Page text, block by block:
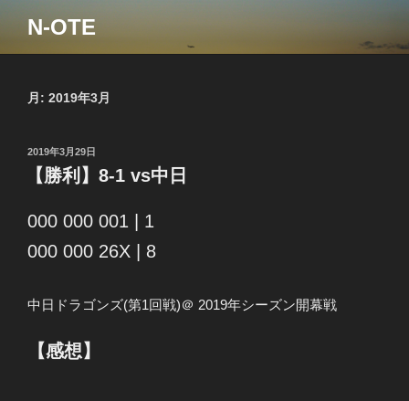
テ
N-OTE
月: 2019年3月
投
日:
2019年3月29日
【勝利】8-1 vs中日
000 000 001 | 1
000 000 26X | 8
中日ドラゴンズ(第1回戦)＠ 2019年シーズン開幕戦
【感想】